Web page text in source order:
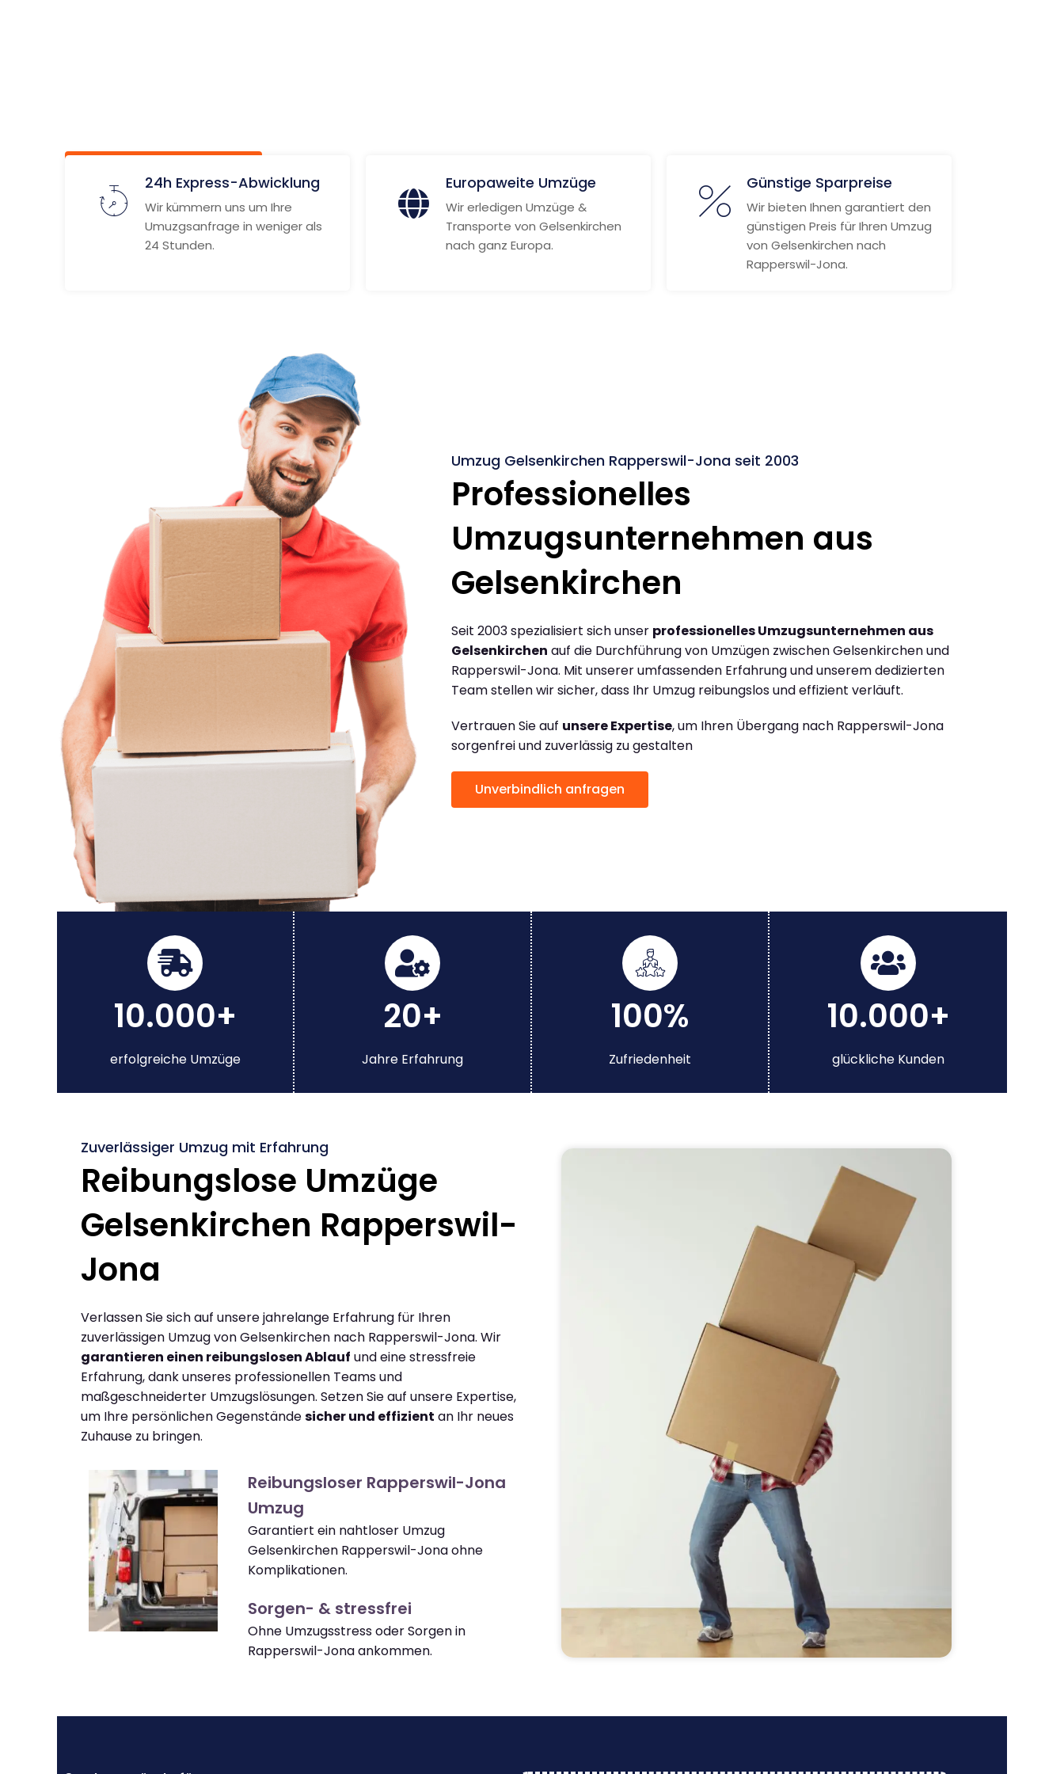
24h Express-Abwicklung
Wir kümmern uns um Ihre
Umuzgsanfrage in weniger als
24 Stunden.
Europaweite Umzüge
Wir erledigen Umzüge &
Transporte von Gelsenkirchen
nach ganz Europa.
Günstige Sparpreise
Wir bieten Ihnen garantiert den
günstigen Preis für Ihren Umzug
von Gelsenkirchen nach
Rapperswil-Jona.
Umzug Gelsenkirchen Rapperswil-Jona seit 2003
Professionelles
Umzugsunternehmen aus
Gelsenkirchen
Seit 2003 spezialisiert sich unser professionelles Umzugsunternehmen aus
Gelsenkirchen auf die Durchführung von Umzügen zwischen Gelsenkirchen und
Rapperswil-Jona. Mit unserer umfassenden Erfahrung und unserem dedizierten
Team stellen wir sicher, dass Ihr Umzug reibungslos und effizient verläuft.
Vertrauen Sie auf unsere Expertise, um Ihren Übergang nach Rapperswil-Jona
sorgenfrei und zuverlässig zu gestalten
Unverbindlich anfragen
10.000+
erfolgreiche Umzüge
20+
Jahre Erfahrung
100%
Zufriedenheit
10.000+
glückliche Kunden
Zuverlässiger Umzug mit Erfahrung
Reibungslose Umzüge
Gelsenkirchen Rapperswil-
Jona
Verlassen Sie sich auf unsere jahrelange Erfahrung für Ihren
zuverlässigen Umzug von Gelsenkirchen nach Rapperswil-Jona. Wir
garantieren einen reibungslosen Ablauf und eine stressfreie
Erfahrung, dank unseres professionellen Teams und
maßgeschneiderter Umzugslösungen. Setzen Sie auf unsere Expertise,
um Ihre persönlichen Gegenständesicher und effizient an Ihr neues
Zuhause zu bringen.
Reibungsloser Rapperswil-Jona
Umzug
Garantiert ein nahtloser Umzug
Gelsenkirchen Rapperswil-Jona ohne
Komplikationen.
Sorgen- & stressfrei
Ohne Umzugsstress oder Sorgen in
Rapperswil-Jona ankommen.